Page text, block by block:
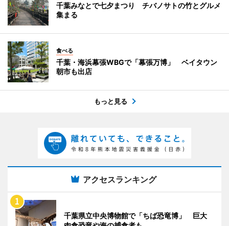
千葉みなとで七夕まつり チバノサトの竹とグルメ
集まる
食べる
千葉・海浜幕張WBGで「幕張万博」 ベイタウン
朝市も出店
もっと見る
アクセスランキング
千葉県立中央博物館で「ちば恐竜博」 巨大